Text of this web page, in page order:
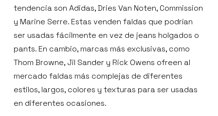
tendencia son Adidas, Dries Van Noten, Commission
y Marine Serre. Estas venden faldas que podrían
ser usadas fácilmente en vez de jeans holgados o
pants. En cambio, marcas más exclusivas, como
Thom Browne, Jil Sander y Rick Owens ofreen al
mercado faldas más complejas de diferentes
estilos, largos, colores y texturas para ser usadas
en diferentes ocasiones.